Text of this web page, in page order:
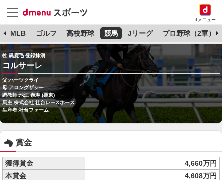
dメニュー
MLB ゴルフ 高校野球 競馬 Jリーグ プロ野球（2軍）
牡 黒鹿毛 登録抹消
コルサーレ
父:ハーツクライ
母:アロングザシー
調教師:池江 泰寿 (栗東)
馬主:株式会社 社台レースホース
生産者:社台ファーム
賞金
獲得賞金
4,660万円
本賞金
4,608万円